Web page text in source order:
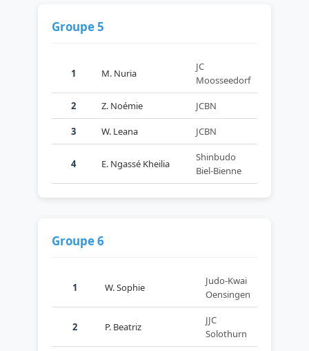
Groupe 5
1 M. Nuria
JC
Moosseedorf
2 Z. Noémie JCBN
3 W. Leana JCBN
4 E. Ngassé Kheilia
Shinbudo
Biel-Bienne
Groupe 6
1 W. Sophie
Judo-Kwai
Oensingen
2 P. Beatriz
JJC
Solothurn